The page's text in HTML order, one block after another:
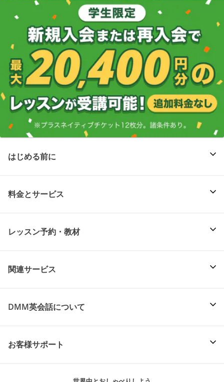
はじめる前に
料金とサービス
レッスン予約・教材
関連サービス
DMM英会話について
お客様サポート